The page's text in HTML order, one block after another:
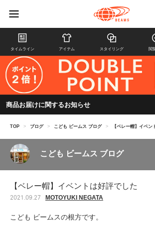
タイムライン アイテム スタイリング 閲
商品お届けに関するお知らせ
TOP > ブログ > こども ビームス ブログ > 【ベレー帽】イベン
こども ビームス ブログ
【ベレー帽】イベントは好評でした
2021.09.27 MOTOYUKI NEGATA
こども ビームスの根方です。